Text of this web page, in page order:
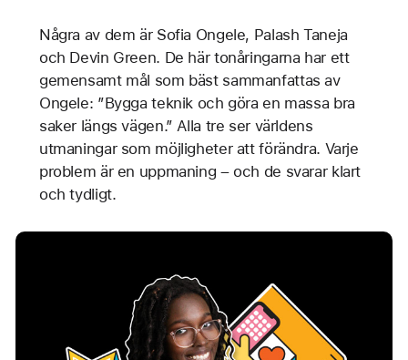
Några av dem är Sofia Ongele, Palash Taneja
och Devin Green. De här tonåringarna har ett
gemensamt mål som bäst sammanfattas av
Ongele: ”Bygga teknik och göra en massa bra
saker längs vägen.” Alla tre ser världens
utmaningar som möjligheter att förändra. Varje
problem är en uppmaning – och de svarar klart
och tydligt.